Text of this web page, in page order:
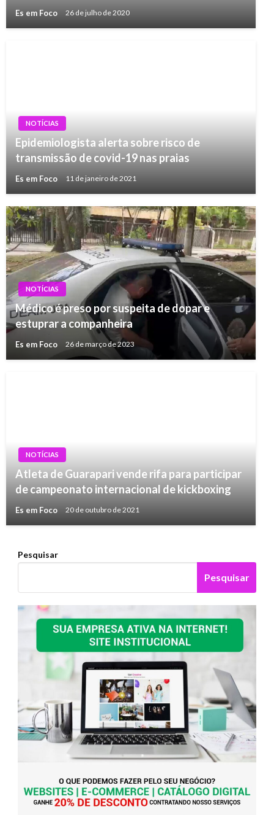
Es em Foco 26 de julho de 2020
NOTÍCIAS
Epidemiologista alerta sobre risco de
transmissão de covid-19 nas praias
Es em Foco 11 de janeiro de 2021
NOTÍCIAS
Médico é preso por suspeita de dopar e
estuprar a companheira
Es em Foco 26 de março de 2023
NOTÍCIAS
Atleta de Guarapari vende rifa para participar
de campeonato internacional de kickboxing
Es em Foco 20 de outubro de 2021
Pesquisar
Pesquisar